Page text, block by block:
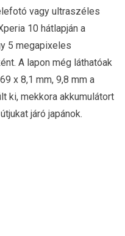
vagy ultraszéles
10 hátlapján a
5 megapixeles
A lapon még láthatóak
x 8,1 mm, 9,8 mm a
ki, mekkora akkumulátort
járó japánok.